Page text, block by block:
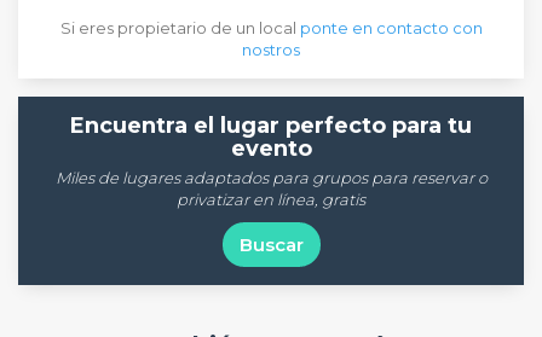
Si eres propietario de un local ponte en contacto con
nostros
Encuentra el lugar perfecto para tu
evento
Miles de lugares adaptados para grupos para reservar o
privatizar en línea, gratis
Buscar